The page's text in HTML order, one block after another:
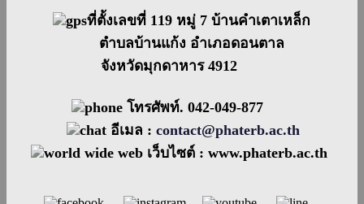
ที่ตั้งเลขที่ 119 หมู่ 7 บ้านคำเตาเหล็ก
ตำบลบ้านแก้ง อำเภอดอนตาล
จังหวัดมุกดาหาร 4912
โทรศัพท์. 042-049-877
อีเมล : contact@phaterb.ac.th
เว็บไซต์ : www.phaterb.ac.th